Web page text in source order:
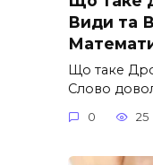
Види та
Що таке
Слово
0 25